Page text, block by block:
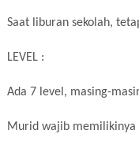
Saat liburan sekolah,
LEVEL :
Ada 7 level, masing-
Murid wajib memilikinya